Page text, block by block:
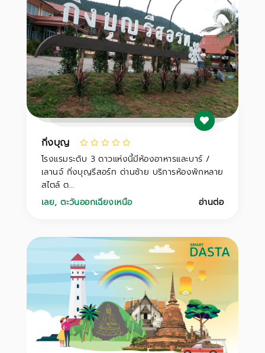
กิ่งบุญ
โรงแรมระดับ 3 ดาวแห่งนี้มีห้องอาหารและบาร์ /
เลานจ์ กิ่งบุญรีสอร์ท ด่านซ้าย บริการห้องพักหลาย
สไตล์ ต...
เลย,ตะวันออกเฉียงเหนือ อ่านต่อ